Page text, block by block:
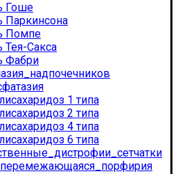
Гоше
Паркинсона
Помпе
Тея-Сакса
Фабри
1 типа
2 типа
4 типа
6 типа